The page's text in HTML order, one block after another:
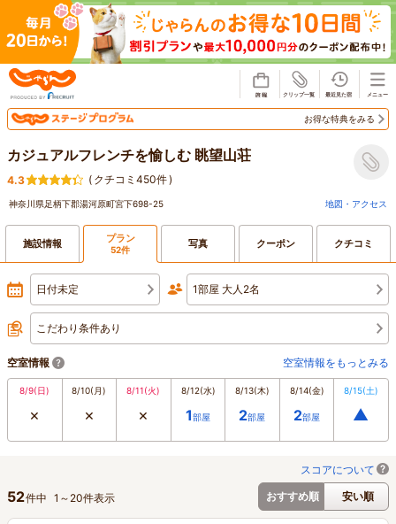
お得な特典をみる
カジュアルフレンチを愉しむ 眺望山荘
4.3 ( クチコミ450件)
神奈川県足柄下郡湯河原町宮下698-25 地図・アクセス
施設情報 プラン
52件 写真 クーポン クチコミ
日付未定 1部屋 大人2名
こだわり条件あり
空室情報 空室情報をもっとみる
8/9(日)
×
8/10(月)
×
8/11(火)
×
8/12(水)
1部屋
8/13(木)
2部屋
8/14(金)
2部屋
8/15(土)
▲
スコアについて
おすすめ順
安い順
52件中 1 ～ 20件表示